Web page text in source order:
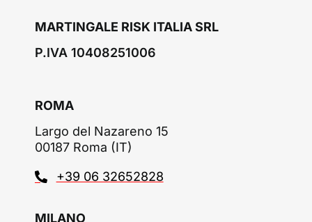
MARTINGALE RISK ITALIA SRL
P.IVA 10408251006
ROMA
Largo del Nazareno 15
00187 Roma (IT)
+39 06 32652828
MILANO